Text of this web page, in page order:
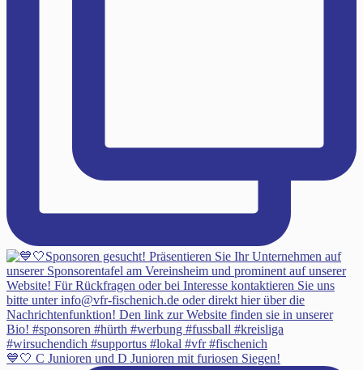
💙🤍 C Junioren und D Junioren mit furiosen Siegen!